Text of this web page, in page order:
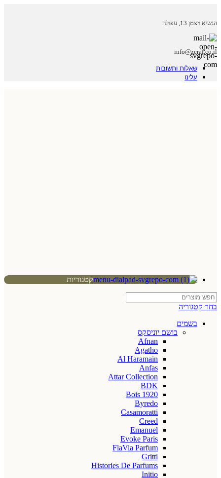
הנשיא ויצמן 13, עפולה
info@zeraf.co.il
שאלות ותשובות
עלינו
קטגוריות
בחר קטגוריה
בשמים
בושם יוניסקס
Afnan
Agatho
Al Haramain
Anfas
Attar Collection
BDK
Bois 1920
Byredo
Casamoratti
Creed
Emanuel
Evoke Paris
FlaVia Parfum
Gritti
Histories De Parfums
Initio